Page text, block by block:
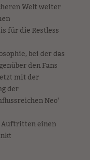
Welt weiter
für die Restless
bei der das
den Fans
mit der
der
Neo'
einen